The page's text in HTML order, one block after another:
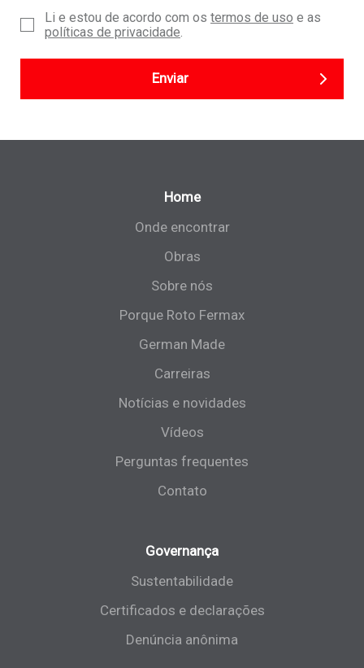
Li e estou de acordo com os termos de uso e as
políticas de privacidade.
Enviar
Home
Onde encontrar
Obras
Sobre nós
Porque Roto Fermax
German Made
Carreiras
Notícias e novidades
Vídeos
Perguntas frequentes
Contato
Governança
Sustentabilidade
Certificados e declarações
Denúncia anônima